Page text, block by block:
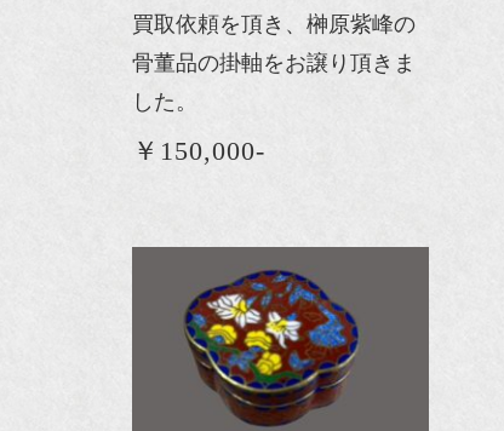
買取依頼を頂き、榊原紫峰の
骨董品の掛軸をお譲り頂きま
した。
￥150,000-